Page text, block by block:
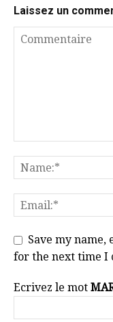
Laissez un
Save my
for the next time I
Ecrivez le mot